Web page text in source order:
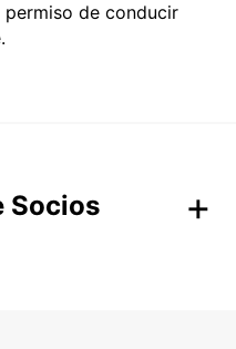
de conducir
Socios